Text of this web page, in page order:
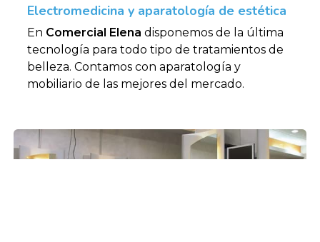
Electromedicina y aparatología de estética
En Comercial Elena disponemos de la última
tecnología para todo tipo de tratamientos de
belleza. Contamos con aparatología y
mobiliario de las mejores del mercado.